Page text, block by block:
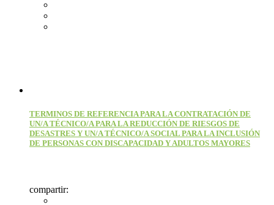
TERMINOS DE REFERENCIA PARA LA CONTRATACIÓN DE
UN/A TÉCNICO/A PARA LA REDUCCIÓN DE RIESGOS DE
DESASTRES Y UN/A TÉCNICO/A SOCIAL PARA LA INCLUSIÓN
DE PERSONAS CON DISCAPACIDAD Y ADULTOS MAYORES
compartir: